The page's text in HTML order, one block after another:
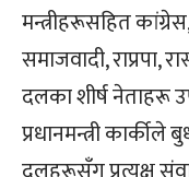
मन्त्रीहरूसहित
समाजवादी,
दलका शीर्ष नेताहरू
प्रधानमन्त्री कार्कीले